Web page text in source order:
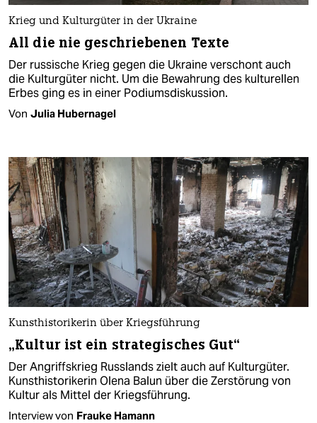
Krieg und Kulturgüter in der Ukraine
All die nie geschriebenen Texte
Der russische Krieg gegen die Ukraine verschont auch
die Kulturgüter nicht. Um die Bewahrung des kulturellen
Erbes ging es in einer Podiumsdiskussion.
Von Julia Hubernagel
Kunsthistorikerin über Kriegsführung
„Kultur ist ein strategisches Gut“
Der Angriffskrieg Russlands zielt auch auf Kulturgüter.
Kunsthistorikerin Olena Balun über die Zerstörung von
Kultur als Mittel der Kriegsführung.
Interview von Frauke Hamann